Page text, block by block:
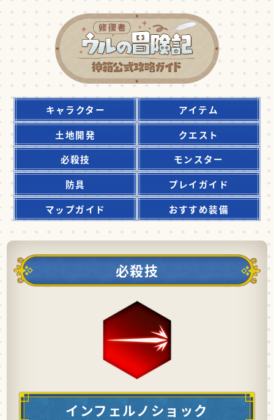
キャラクター
アイテム
土地開発
クエスト
必殺技
モンスター
防具
プレイガイド
マップガイド
おすすめ装備
必殺技
インフェルノショック